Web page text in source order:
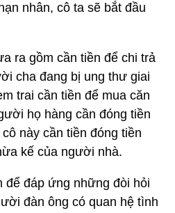
nhân, cô ta sẽ bắt đầu
ra gồm cần tiền để chi trả
cha đang bị ung thư giai
trai cần tiền để mua căn
họ hàng cần đóng tiền
này cần tiền đóng tiền
kế của người nhà.
để đáp ứng những đòi hỏi
đàn ông có quan hệ tình